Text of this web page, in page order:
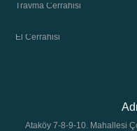
Travma Cerrahisi
El Cerrahisi
Ataköy 7-8-9-10. Mahallesi